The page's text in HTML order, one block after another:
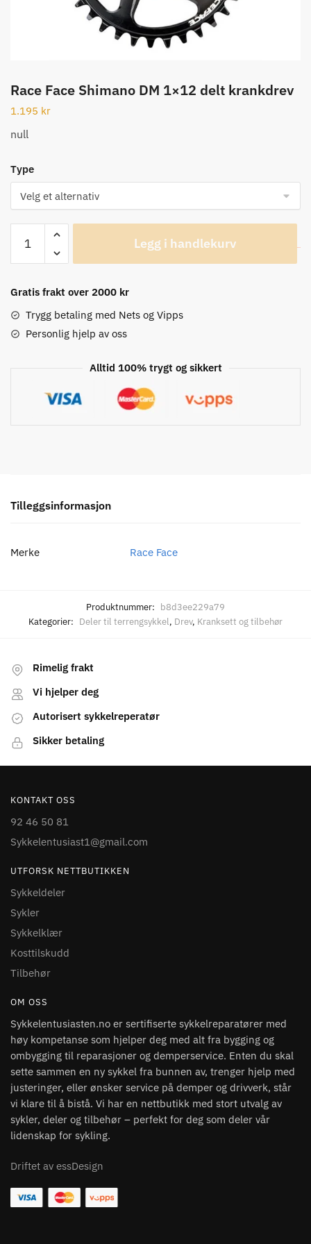
Race Face Shimano DM 1×12 delt krankdrev
1.195 kr
null
Type
Face
Shimano
1x12
delt
krankdrev
Legg i handlekurv
Gratis frakt over 2000 kr
Trygg betaling med Nets og Vipps
Personlig hjelp av oss
Alltid 100% trygt og sikkert
Tilleggsinformasjon
Merke Race Face
Produktnummer: b8d3ee229a79
Kategorier: Deler til terrengsykkel, Drev, Kranksett og tilbehør
Rimelig frakt
Vi hjelper deg
Autorisert sykkelreperatør
Sikker betaling
KONTAKT OSS
92 46 50 81
Sykkelentusiast1@gmail.com
UTFORSK NETTBUTIKKEN
Sykkeldeler
Sykler
Sykkelklær
Kosttilskudd
Tilbehør
OM OSS
Sykkelentusiasten.no er sertifiserte sykkelreparatører med
høy kompetanse som hjelper deg med alt fra bygging og
ombygging til reparasjoner og demperservice. Enten du skal
sette sammen en ny sykkel fra bunnen av, trenger hjelp med
justeringer, eller ønsker service på demper og drivverk, står
vi klare til å bistå. Vi har en nettbutikk med stort utvalg av
sykler, deler og tilbehør – perfekt for deg som deler vår
lidenskap for sykling.
Driftet av essDesign